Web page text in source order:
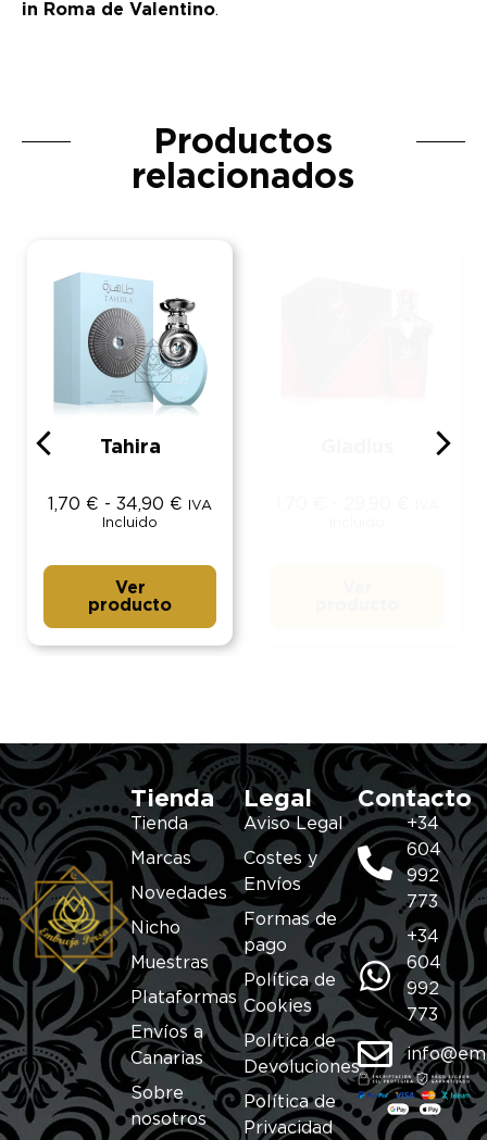
in Roma de Valentino.
Productos
relacionados
Tahira
1,70 € - 34,90 €
IVA
Incluido
Ver
producto
Tienda
Tienda
Marcas
Novedades
Nicho
Muestras
Plataformas
Envíos a
Canarias
Sobre
nosotros
Legal
Aviso Legal
Costes y
Envíos
Formas de
pago
Política de
Cookies
Política de
Devoluciones
Política de
Privacidad
Contacto
+34
604
992
773
+34
604
992
773